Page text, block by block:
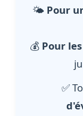
🌤️ Pour
💰 Pour
✅